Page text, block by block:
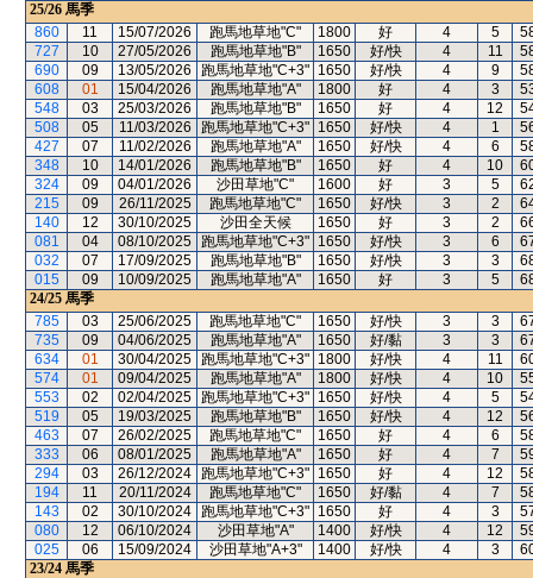
25/26 馬季
860
11 15/07/2026 跑馬地草地"C" 1800 好 4 5
727
10 27/05/2026 跑馬地草地"B" 1650 好/快 4 11
690
09 13/05/2026 跑馬地草地"C+3" 1650 好/快 4 9
608
01 15/04/2026 跑馬地草地"A" 1800 好 4 3
548
03 25/03/2026 跑馬地草地"B" 1650 好 4 12
508
05 11/03/2026 跑馬地草地"C+3" 1650 好/快 4 1
427
07 11/02/2026 跑馬地草地"A" 1650 好/快 4 6
348
10 14/01/2026 跑馬地草地"B" 1650 好 4 10
324
09 04/01/2026 沙田草地"C" 1600 好 3 5
215
09 26/11/2025 跑馬地草地"C" 1650 好/快 3 2
140
12 30/10/2025 沙田全天候 1650 好 3 2
081
04 08/10/2025 跑馬地草地"C+3" 1650 好/快 3 6
032
07 17/09/2025 跑馬地草地"B" 1650 好/快 3 3
015
09 10/09/2025 跑馬地草地"A" 1650 好 3 5
24/25 馬季
785
03 25/06/2025 跑馬地草地"C" 1650 好/快 3 3
735
09 04/06/2025 跑馬地草地"A" 1650 好/黏 3 3
634
01 30/04/2025 跑馬地草地"C+3" 1800 好/快 4 11
574
01 09/04/2025 跑馬地草地"A" 1800 好/快 4 10
553
02 02/04/2025 跑馬地草地"C+3" 1650 好/快 4 5
519
05 19/03/2025 跑馬地草地"B" 1650 好/快 4 12
463
07 26/02/2025 跑馬地草地"C" 1650 好 4 6
333
06 08/01/2025 跑馬地草地"A" 1650 好 4 7
294
03 26/12/2024 跑馬地草地"C+3" 1650 好 4 12
194
11 20/11/2024 跑馬地草地"C" 1650 好/黏 4 7
143
02 30/10/2024 跑馬地草地"C+3" 1650 好 4 3
080
12 06/10/2024 沙田草地"A" 1400 好/快 4 12
025
06 15/09/2024 沙田草地"A+3" 1400 好/快 4 3
23/24 馬季